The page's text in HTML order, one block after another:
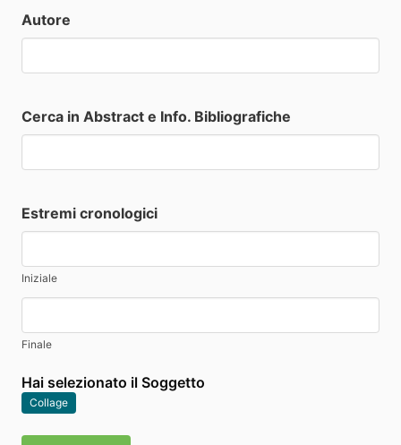
Autore
Cerca in Abstract e Info. Bibliografiche
Estremi cronologici
Iniziale
Finale
Hai selezionato il Soggetto
Collage